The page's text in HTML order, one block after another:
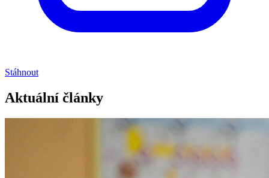
Stáhnout
Aktuální články